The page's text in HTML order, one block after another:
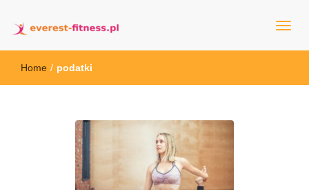
everest-fitness.pl
Home / podatki